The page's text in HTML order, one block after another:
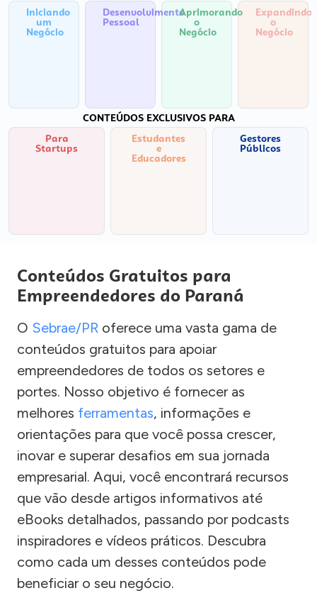
Iniciando
um
Negócio
Desenvolvimento
Pessoal
Aprimorando
o
Negócio
Expandindo
o
Negócio
CONTEÚDOS EXCLUSIVOS PARA
Para
Startups
Estudantes
e
Educadores
Gestores
Públicos
Conteúdos Gratuitos para
Empreendedores do Paraná
O Sebrae/PR oferece uma vasta gama de
conteúdos gratuitos para apoiar
empreendedores de todos os setores e
portes. Nosso objetivo é fornecer as
melhores ferramentas, informações e
orientações para que você possa crescer,
inovar e superar desafios em sua jornada
empresarial. Aqui, você encontrará recursos
que vão desde artigos informativos até
eBooks detalhados, passando por podcasts
inspiradores e vídeos práticos. Descubra
como cada um desses conteúdos pode
beneficiar o seu negócio.